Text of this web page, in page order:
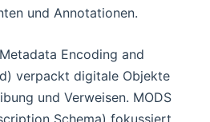
und Annotationen.
Encoding and
verpackt digitale Objekte
und Verweisen. MODS
Schema) fokussiert